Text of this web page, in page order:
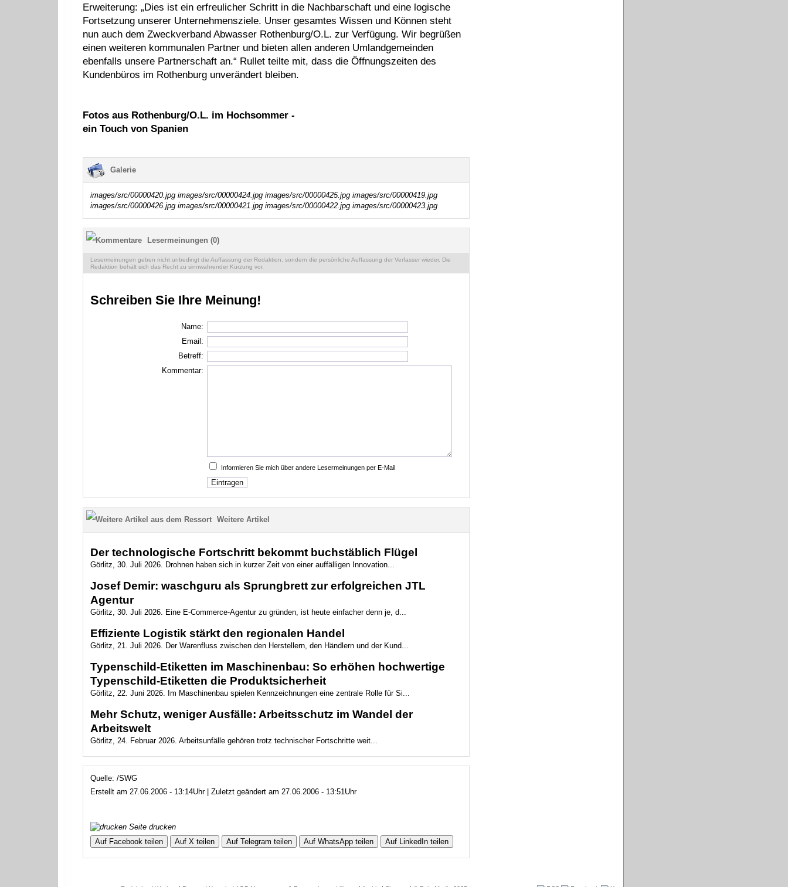
Erweiterung: „Dies ist ein erfreulicher Schritt in die Nachbarschaft und eine logische
Fortsetzung unserer Unternehmensziele. Unser gesamtes Wissen und Können steht
nun auch dem Zweckverband Abwasser Rothenburg/O.L. zur Verfügung. Wir begrüßen
einen weiteren kommunalen Partner und bieten allen anderen Umlandgemeinden
ebenfalls unsere Partnerschaft an.“ Rullet teilte mit, dass die Öffnungszeiten des
Kundenbüros im Rothenburg unverändert bleiben.
Fotos aus Rothenburg/O.L. im Hochsommer -
ein Touch von Spanien
Galerie
images/src/00000420.jpg images/src/00000424.jpg images/src/00000425.jpg images/src/00000419.jpg
images/src/00000426.jpg images/src/00000421.jpg images/src/00000422.jpg images/src/00000423.jpg
Lesermeinungen (0)
Lesermeinungen geben nicht unbedingt die Auffassung der Redaktion, sondern die persönliche Auffassung der Verfasser wieder. Die
Redaktion behält sich das Recht zu sinnwahrender Kürzung vor.
Schreiben Sie Ihre Meinung!
Name:
Email:
Betreff:
Kommentar:
Informieren Sie mich über andere Lesermeinungen per E-Mail
Weitere Artikel
Der technologische Fortschritt bekommt buchstäblich Flügel
Görlitz, 30. Juli 2026. Drohnen haben sich in kurzer Zeit von einer auffälligen Innovation...
Josef Demir: waschguru als Sprungbrett zur erfolgreichen JTL
Agentur
Görlitz, 30. Juli 2026. Eine E-Commerce-Agentur zu gründen, ist heute einfacher denn je, d...
Effiziente Logistik stärkt den regionalen Handel
Görlitz, 21. Juli 2026. Der Warenfluss zwischen den Herstellern, den Händlern und der Kund...
Typenschild-Etiketten im Maschinenbau: So erhöhen hochwertige
Typenschild-Etiketten die Produktsicherheit
Görlitz, 22. Juni 2026. Im Maschinenbau spielen Kennzeichnungen eine zentrale Rolle für Si...
Mehr Schutz, weniger Ausfälle: Arbeitsschutz im Wandel der
Arbeitswelt
Görlitz, 24. Februar 2026. Arbeitsunfälle gehören trotz technischer Fortschritte weit...
Quelle: /SWG
Erstellt am 27.06.2006 - 13:14Uhr | Zuletzt geändert am 27.06.2006 - 13:51Uhr
Seite drucken
Auf Facebook teilen
Auf X teilen Auf Telegram teilen Auf WhatsApp teilen Auf LinkedIn teilen